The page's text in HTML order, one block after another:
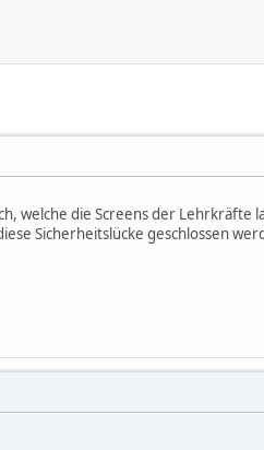
welche die Screens der Lehrkräfte
Sicherheitslücke geschlossen